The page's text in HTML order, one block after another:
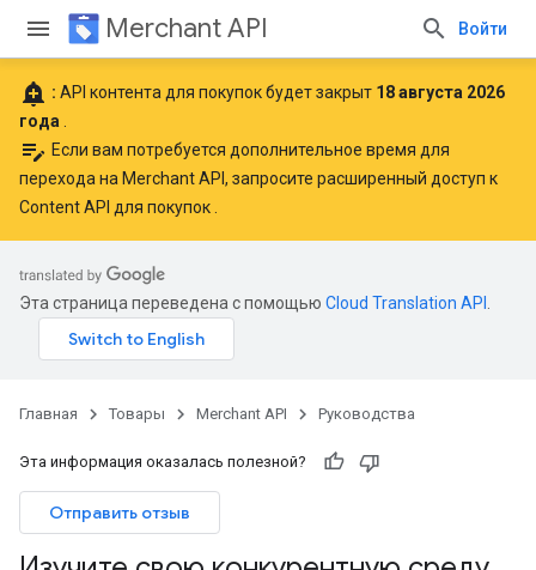
Merchant API Войти
add_alert : API контента для покупок будет закрыт 18 августа 2026
года
edit_note Если вам потребуется дополнительное время для
перехода на Merchant API, запросите расширенный доступ к
Content API для покупок
Эта страница переведена с помощью Cloud Translation API
Главная Товары Merchant API Руководства
Эта информация оказалась полезной?
Отправить отзыв